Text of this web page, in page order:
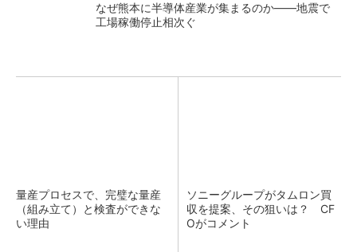
なぜ熊本に半導体産業が集まるのか――地震で
工場稼働停止相次ぐ
量産プロセスで、完璧な量産
（組み立て）と検査ができな
い理由
ソニーグループがタムロン買
収を提案、その狙いは？ CF
Oがコメント